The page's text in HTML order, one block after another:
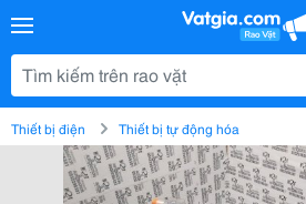
Thiết bị điện Thiết bị tự động hóa